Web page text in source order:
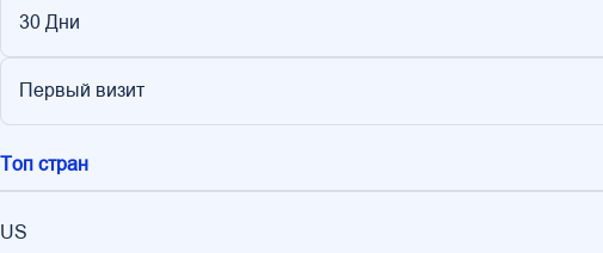
30 Дни
Первый визит
Топ стран
US